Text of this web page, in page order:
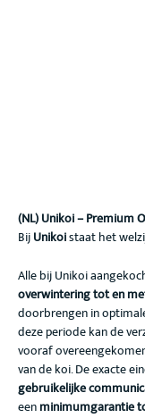
(NL) Unikoi – Premium
BijUnikoistaat het
Alle bij Unikoi
overwintering tot en
doorbrengen in
deze periode kan de
vooraf
van de koi. De exacte
gebruikelijke
eenminimumgarantie